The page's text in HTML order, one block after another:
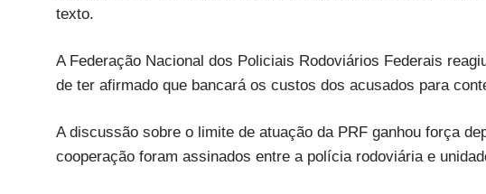
texto.
A Federação Nacional dos Policiais Rodoviários Federais
de ter afirmado que bancará os custos dos acusados para
A discussão sobre o limite de atuação da PRF ganhou força
cooperação foram assinados entre a polícia rodoviária e